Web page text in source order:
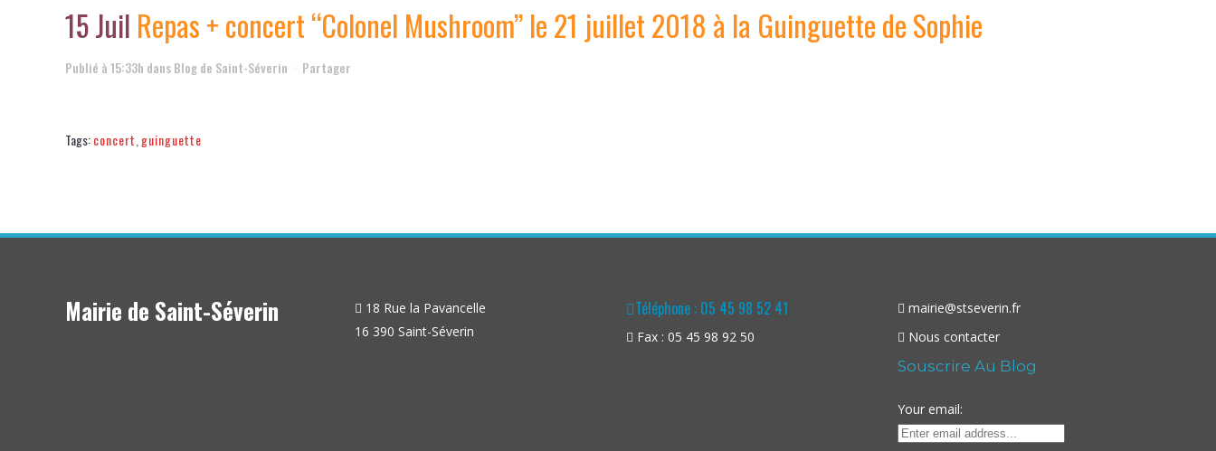
15 Juil Repas + concert “Colonel Mushroom” le 21 juillet 2018 à la Guinguette de Sophie
Publié à 15:33h dansBlog de Saint-Séverin Partager
Tags:concert guinguette
Mairie de Saint-Séverin
18 Rue la Pavancelle
16 390 Saint-Séverin
Téléphone : 05 45 98 52 41
Fax : 05 45 98 92 50
mairie@stseverin.fr
Nous contacter
Souscrire Au Blog
Your email: